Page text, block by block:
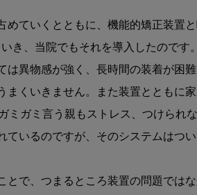
めていくとともに、機能的矯正装置
き、当院でもそれを導入したのです。
異物感が強く、長時間の装着が困難
くいきません。また装置とともに
ミガミ言う親もストレス、つけられ
いるのですが、そのシステムはつ
で、つまるところ装置の問題では